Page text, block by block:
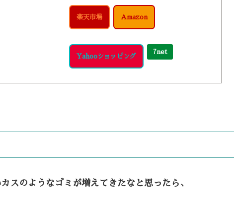
楽天市場 Amazon
Yahooショッピング
7net
スのようなゴミが増えてきたなと思ったら、